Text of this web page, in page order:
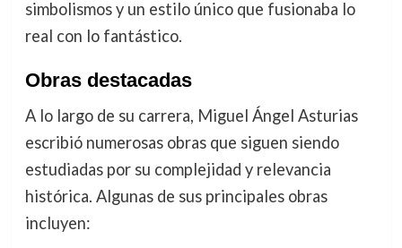
simbolismos y un estilo único que fusionaba lo
real con lo fantástico.
Obras destacadas
A lo largo de su carrera, Miguel Ángel Asturias
escribió numerosas obras que siguen siendo
estudiadas por su complejidad y relevancia
histórica. Algunas de sus principales obras
incluyen: